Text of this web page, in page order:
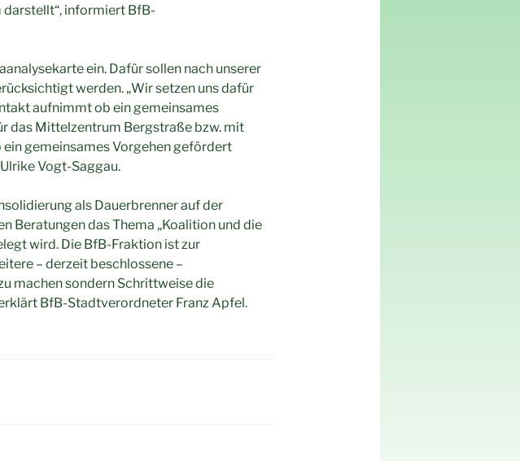
informiert BfB-
ein. Dafür sollen nach unserer
werden. „Wir setzen uns dafür
aufnimmt ob ein gemeinsames
das Mittelzentrum Bergstraße bzw. mit
gemeinsames Vorgehen gefördert
Vogt-Saggau.
als Dauerbrenner auf der
Beratungen das Thema „Koalition und die
wird. Die BfB-Fraktion ist zur
– derzeit beschlossene –
machen sondern Schrittweise die
BfB-Stadtverordneter Franz Apfel.